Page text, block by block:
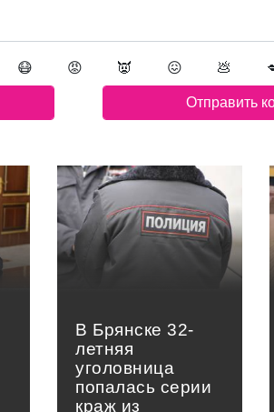
😷 😡 👿 😖 💩
В Брянске 32-
летняя
уголовница
попалась серии
краж из